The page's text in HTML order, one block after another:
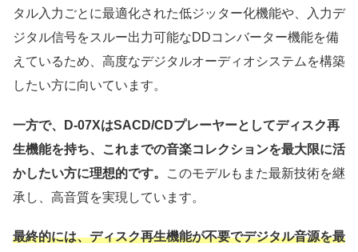
タル入力ごとに最適化された低ジッター化機能や、入力デ
ジタル信号をスルー出力可能なDDコンバーター機能を備
えているため、高度なデジタルオーディオシステムを構築
したい方に向いています。
一方で、D-07XはSACD/CDプレーヤーとしてディスク再
生機能を持ち、これまでの音楽コレクションを最大限に活
かしたい方に理想的です。
このモデルもまた最新技術を継
承し、高音質を実現しています。
最終的には、ディスク再生機能が不要でデジタル音源を最